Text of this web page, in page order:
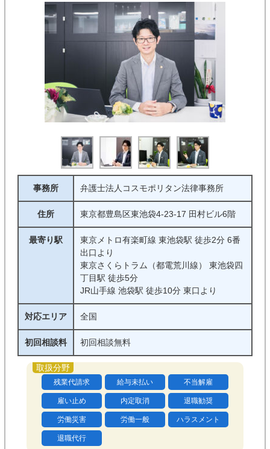
事務所 弁護士法人コスモポリタン法律事務所
住所 東京都豊島区東池袋4-23-17 田村ビル6階
最寄り駅
東京メトロ有楽町線 東池袋駅 徒歩2分 6番
出口より
東京さくらトラム（都電荒川線） 東池袋四
丁目駅 徒歩5分
JR山手線 池袋駅 徒歩10分 東口より
対応エリア 全国
初回相談料 初回相談無料
残業代請求 給与未払い 不当解雇
雇い止め 内定取消 退職勧奨
労働災害 労働一般 ハラスメント
退職代行